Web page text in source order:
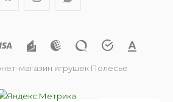
магазин игрушек Полесье